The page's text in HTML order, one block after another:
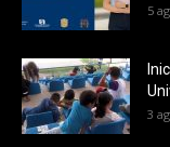
5
3